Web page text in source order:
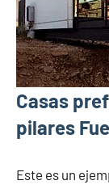
Casas
pilares
Este es un